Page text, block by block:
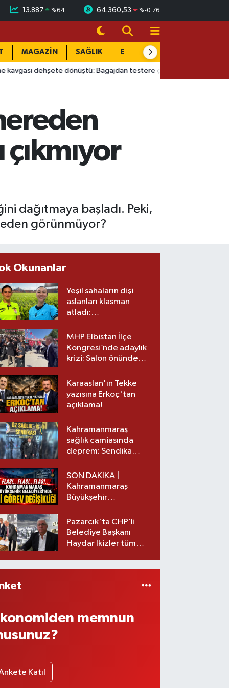
13.887 %64 64.360,53 %-0.76
MAGAZİN SAĞLIK EĞİTİM
dönüştü: Bagajdan testere çıkardı 10:56
çıkmıyor
dağıtmaya başladı. Peki,
görünmüyor?
Okunanlar
Yeşil sahaların dişi
aslanları klasman
atladı:
üst lige iki transfer!
MHP Elbistan İlçe
Kongresi’nde adaylık
krizi: Salon önünde
Karaaslan'ın Tekke
yazısına Erkoç'tan
açıklama!
Kahramanmaraş
sağlık camiasında
deprem: Sendika
SON DAKİKA |
Kahramanmaraş
Büyükşehir
görev değişikliği!
Pazarcık'ta CHP’li
Belediye Başkanı
Haydar İkizler tüm
memnun
Katıl